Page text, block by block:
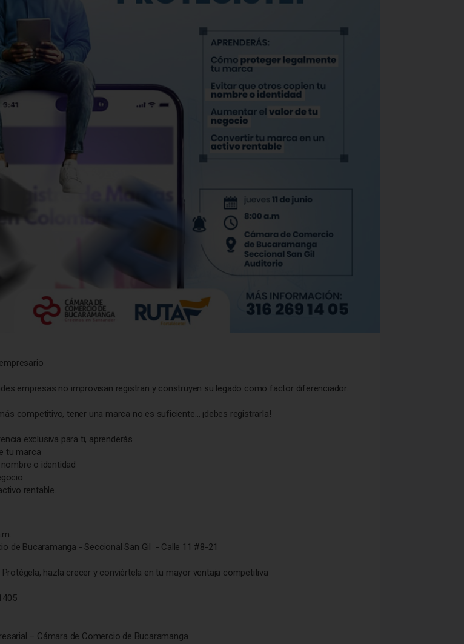
empresas no improvisan registran y construyen su legado como factor diferenciador.
competitivo, tener una marca no es suficiente… ¡debes registrarla!
exclusiva para ti, aprenderás
tu marca
o identidad
rentable.
de Bucaramanga - Seccional San Gil - Calle 11 #8-21
hazla crecer y conviértela en tu mayor ventaja competitiva
– Cámara de Comercio de Bucaramanga